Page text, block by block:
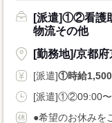
[派遣]①②看護
物流その他
[勤務地]/京都
[派遣]①時給
[派遣]①②09:00